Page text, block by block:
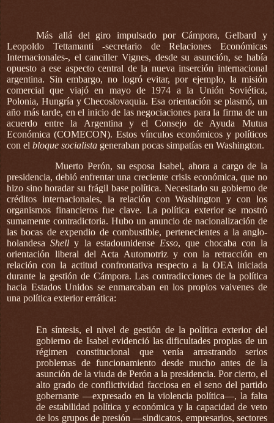
Más allá del giro impulsado por Cámpora, Gelbard y
Leopoldo Tettamanti -secretario de Relaciones Económicas
Internacionales-, el canciller Vignes, desde su asunción, se había
opuesto a ese aspecto central de la nueva inserción internacional
argentina. Sin embargo, no logró evitar, por ejemplo, la misión
comercial que viajó en mayo de 1974 a la Unión Soviética,
Polonia, Hungría y Checoslovaquia. Esa orientación se plasmó, un
año más tarde, en el inicio de las negociaciones para la firma de un
acuerdo entre la Argentina y el Consejo de Ayuda Mutua
Económica (COMECON). Estos vínculos económicos y políticos
con el bloque socialista generaban pocas simpatías en Washington.
Muerto Perón, su esposa Isabel, ahora a cargo de la
presidencia, debió enfrentar una creciente crisis económica, que no
hizo sino horadar su frágil base política. Necesitado su gobierno de
créditos internacionales, la relación con Washington y con los
organismos financieros fue clave. La política exterior se mostró
sumamente contradictoria. Hubo un anuncio de nacionalización de
las bocas de expendio de combustible, pertenecientes a la anglo-
holandesaShell y la estadounidense Esso, que chocaba con la
orientación liberal del Acta Automotriz y con la retracción en
relación con la actitud confrontativa respecto a la OEA iniciada
durante la gestión de Cámpora. Las contradicciones de la política
hacia Estados Unidos se enmarcaban en los propios vaivenes de
una política exterior errática:
En síntesis, el nivel de gestión de la política exterior del
gobierno de Isabel evidenció las dificultades propias de un
régimen constitucional que venía arrastrando serios
problemas de funcionamiento desde mucho antes de la
asunción de la viuda de Perón a la presidencia. Por cierto, el
alto grado de conflictividad facciosa en el seno del partido
gobernante —expresado en la violencia política—, la falta
de estabilidad política y económica y la capacidad de veto
de los grupos de presión —sindicatos, empresarios, sectores